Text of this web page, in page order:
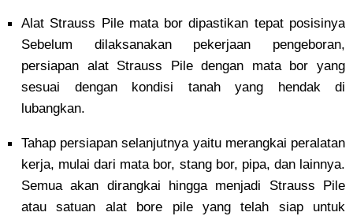
Alat Strauss Pile mata bor dipastikan tepat posisinya
Sebelum dilaksanakan pekerjaan pengeboran,
persiapan alat Strauss Pile dengan mata bor yang
sesuai dengan kondisi tanah yang hendak di
lubangkan.
Tahap persiapan selanjutnya yaitu merangkai peralatan
kerja, mulai dari mata bor, stang bor, pipa, dan lainnya.
Semua akan dirangkai hingga menjadi Strauss Pile
atau satuan alat bore pile yang telah siap untuk